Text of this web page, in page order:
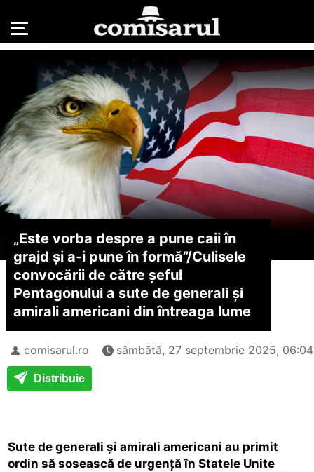
„Este vorba despre a pune caii în
grajd și a-i pune în formă”/Culisele
convocării de către șeful
Pentagonului a sute de generali și
amirali americani din întreaga lume
comisarul.ro sâmbătă, 27 septembrie 2025, 06:04
Distribuie
Sute de generali și amirali americani au primit
ordin să sosească de urgență în Statele Unite